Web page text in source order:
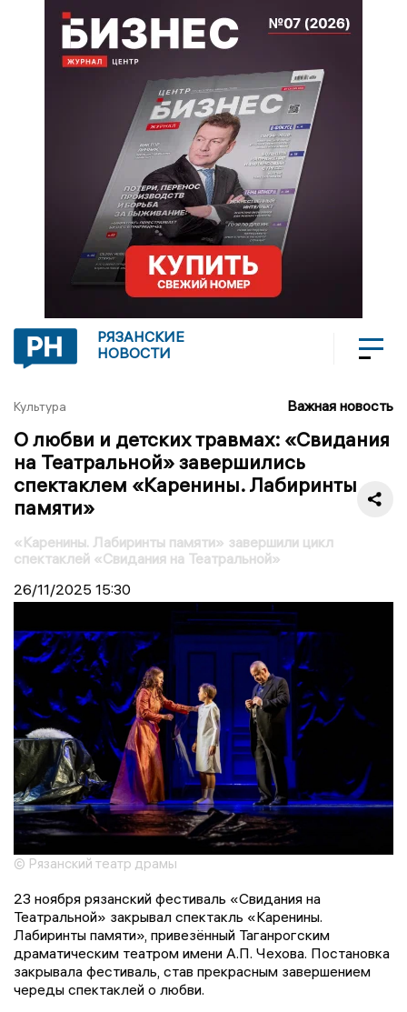
РЯЗАНСКИЕ
НОВОСТИ
Культура Важная новость
О любви и детских травмах: «Свидания
на Театральной» завершились
спектаклем «Каренины. Лабиринты
памяти»
«Каренины. Лабиринты памяти» завершили цикл
спектаклей «Свидания на Театральной»
26/11/2025 15:30
© Рязанский театр драмы
23 ноября рязанский фестиваль «Свидания на
Театральной» закрывал спектакль «Каренины.
Лабиринты памяти», привезённый Таганрогским
драматическим театром имени А.П. Чехова. Постановка
закрывала фестиваль, став прекрасным завершением
череды спектаклей о любви.